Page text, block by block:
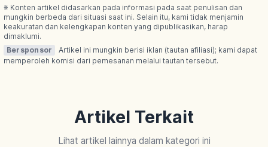
※ Konten artikel didasarkan pada informasi pada saat penulisan dan
mungkin berbeda dari situasi saat ini. Selain itu, kami tidak menjamin
keakuratan dan kelengkapan konten yang dipublikasikan, harap
dimaklumi.
Bersponsor
Artikel ini mungkin berisi iklan (tautan afiliasi); kami dapat
memperoleh komisi dari pemesanan melalui tautan tersebut.
Artikel Terkait
Lihat artikel lainnya dalam kategori ini